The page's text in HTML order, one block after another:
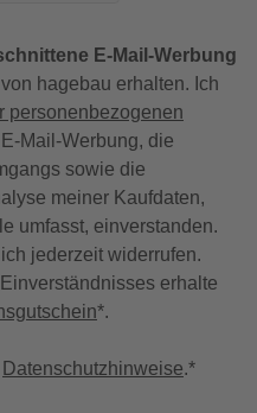
E-Mail-Werbung
hagebau erhalten. Ich
personenbezogenen
Mail-Werbung, die
sowie die
meiner Kaufdaten,
umfasst, einverstanden.
jederzeit widerrufen.
erhalte
*.
Datenschutzhinweise.